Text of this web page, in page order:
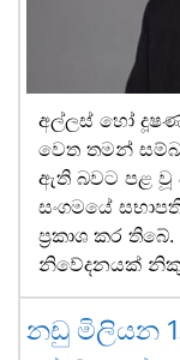
අල්ලස් හෝ
වෙත තමන්
ඇති බවට පළ වූ
සංගමයේ
ප්‍රකාශ කර
නිවේදනයක්
නඩු මිලියන